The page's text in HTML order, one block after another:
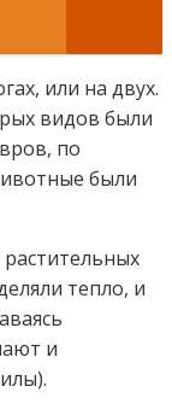
или на двух.
видов были
по
были
тепло, и
и